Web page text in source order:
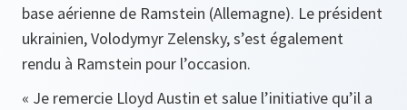
base aérienne de Ramstein (Allemagne). Le président
ukrainien, Volodymyr Zelensky, s’est également
rendu à Ramstein pour l’occasion.
« Je remercie Lloyd Austin et salue l’initiative qu’il a